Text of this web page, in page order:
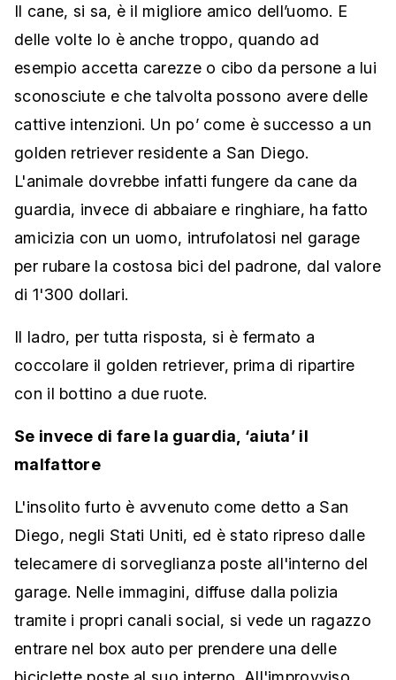
Il cane, si sa, è il migliore amico dell’uomo. E
delle volte lo è anche troppo, quando ad
esempio accetta carezze o cibo da persone a lui
sconosciute e che talvolta possono avere delle
cattive intenzioni. Un po’ come è successo a un
golden retriever residente a San Diego.
L'animale dovrebbe infatti fungere da cane da
guardia, invece di abbaiare e ringhiare, ha fatto
amicizia con un uomo, intrufolatosi nel garage
per rubare la costosa bici del padrone, dal valore
di 1'300 dollari.
Il ladro, per tutta risposta, si è fermato a
coccolare il golden retriever, prima di ripartire
con il bottino a due ruote.
Se invece di fare la guardia, ‘aiuta’ il
malfattore
L'insolito furto è avvenuto come detto a San
Diego, negli Stati Uniti, ed è stato ripreso dalle
telecamere di sorveglianza poste all'interno del
garage. Nelle immagini, diffuse dalla polizia
tramite i propri canali social, si vede un ragazzo
entrare nel box auto per prendere una delle